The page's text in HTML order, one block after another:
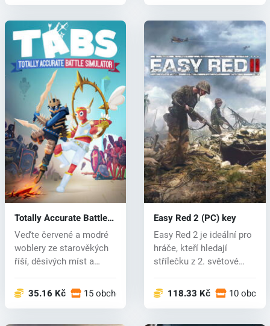
Totally Accurate Battle
Simulator (PC) key
Veďte červené a modré
woblery ze starověkých
říší, děsivých míst a
35.16 Kč 15 obchodech
Easy Red 2 (PC) key
Easy Red 2 je ideální pro
hráče, kteří hledají
střílečku z 2. světové
118.33 Kč 10